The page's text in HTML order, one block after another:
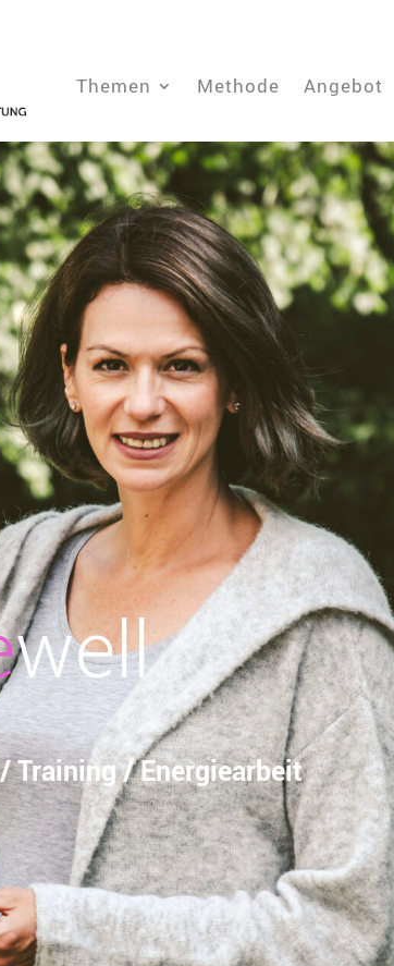
Themen Methode Angebot
well
Training / Energiearbeit